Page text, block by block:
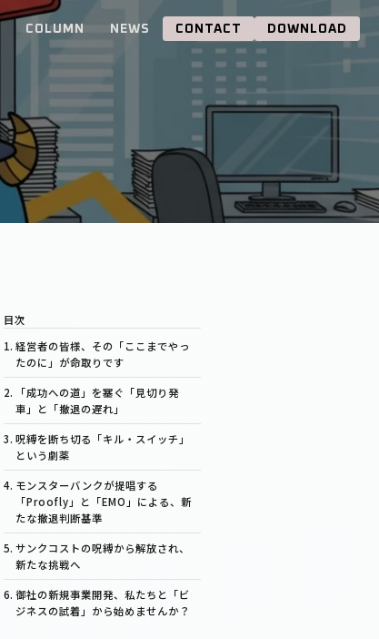
COLUMN NEWS CONTACT DOWNLOAD
経営者の皆様、その「ここまでやっ
たのに」が命取りです
「成功への道」を塞ぐ「見切り発
車」と「撤退の遅れ」
呪縛を断ち切る「キル・スイッチ」
という劇薬
モンスターバンクが提唱する
「Proofly」と「EMO」による、新
たな撤退判断基準
サンクコストの呪縛から解放され、
新たな挑戦へ
御社の新規事業開発、私たちと「ビ
ジネスの試着」から始めませんか？